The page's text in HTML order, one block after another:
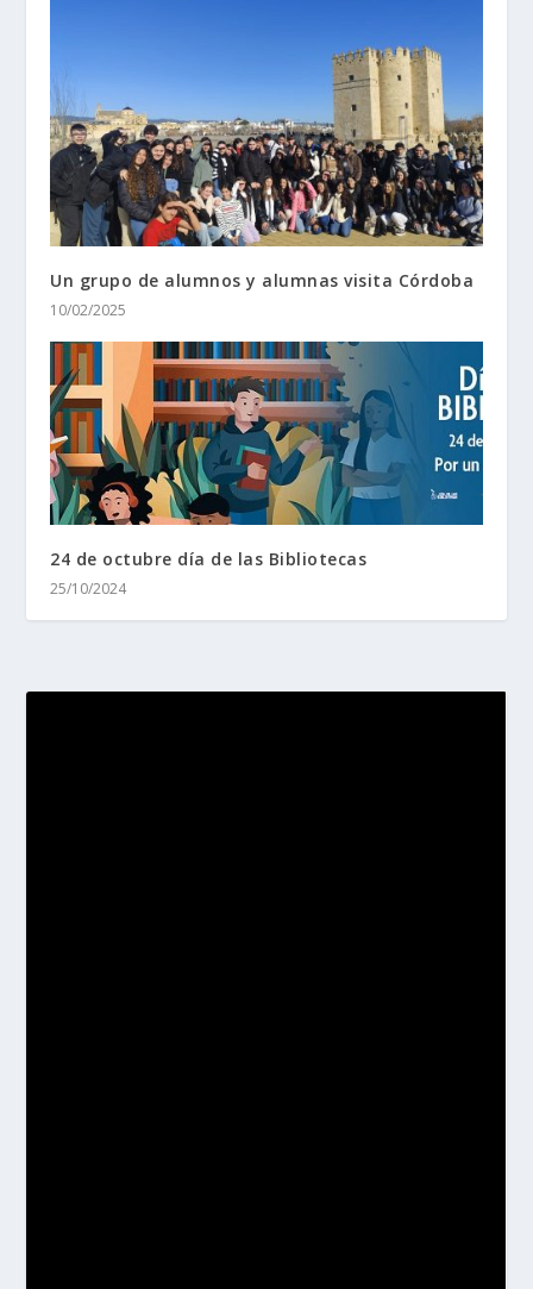
Un grupo de alumnos y alumnas visita Córdoba
10/02/2025
24 de octubre día de las Bibliotecas
25/10/2024